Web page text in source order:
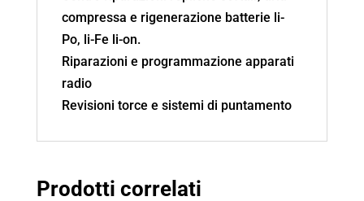
compressa e rigenerazione batterie li-
Po, li-Fe li-on.
Riparazioni e programmazione apparati
radio
Revisioni torce e sistemi di puntamento
Prodotti correlati